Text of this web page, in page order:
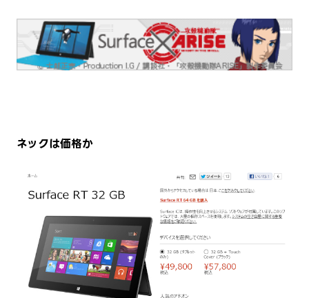
ネックは価格か